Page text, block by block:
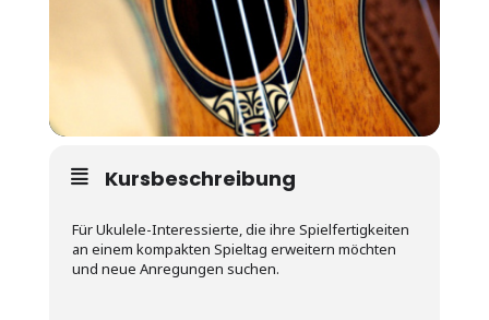
Kursbeschreibung
Für Ukulele-Interessierte, die ihre Spielfertigkeiten
an einem kompakten Spieltag erweitern möchten
und neue Anregungen suchen.